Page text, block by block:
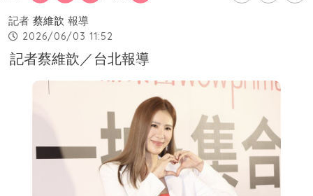
記者 蔡維歆 報導
2026/06/03 11:52
記者蔡維歆／台北報導